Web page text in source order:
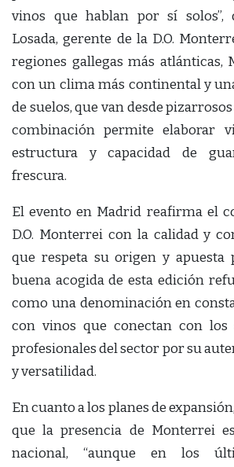
vinos que hablan por sí solos”,
Losada, gerente de la D.O.
regiones gallegas más atlánticas,
con un clima más continental y
de suelos, que van desde
combinación permite elaborar
estructura y capacidad de
frescura.
El evento en Madrid reafirma el
D.O. Monterrei con la calidad y
que respeta su origen y
buena acogida de esta edición
como una denominación en
con vinos que conectan con los
profesionales del sector por su
y versatilidad.
En cuanto a los planes de
que la presencia de Monterrei
nacional, “aunque en los